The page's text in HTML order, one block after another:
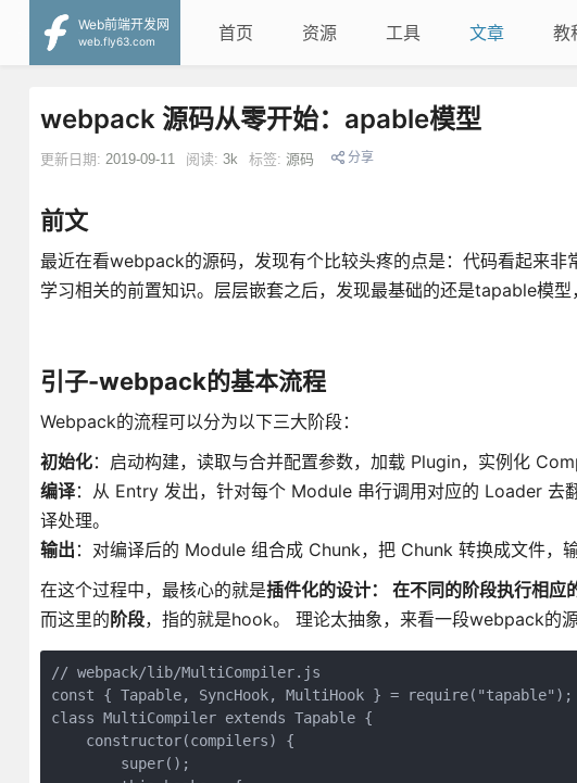
Web前端开发网
web.fly63.com
首页 资源 工具 文章 教
webpack 源码从零开始：apable模型
更新日期: 2019-09-11 阅读: 3k 标签: 源码 分享
前文
最近在看webpack的源码，发现有个比较头疼的点是：代码看起来
学习相关的前置知识。层层嵌套之后，发现最基础的还是tapable模型
引子-webpack的基本流程
Webpack的流程可以分为以下三大阶段：
初始化：启动构建，读取与合并配置参数，加载 Plugin，实例化
编译：从 Entry 发出，针对每个 Module 串行调用对应的 Loader
译处理。
输出 ：对编译后的 Module 组合成 Chunk，把 Chunk 转换成文件，输
在这个过程中，最核心的就是插件化的设计： 在不同的阶段执行相应
而这里的 阶段，指的就是hook。 理论太抽象，来看一段webpack的
// webpack/lib/MultiCompiler.js
const { Tapable, SyncHook, MultiHook } = require("tapable");
class MultiCompiler extends Tapable {
    constructor(compilers) {
        super();